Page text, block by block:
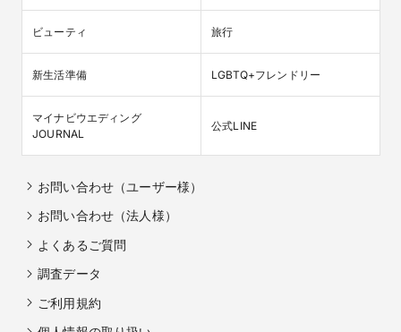
ビューティ 旅行
新生活準備 LGBTQ+フレンドリー
マイナビウエディング
JOURNAL
公式LINE
お問い合わせ（ユーザー様）
お問い合わせ（法人様）
よくあるご質問
調査データ
ご利用規約